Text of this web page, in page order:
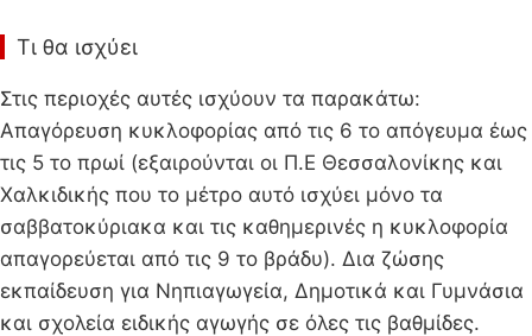
Τι θα ισχύει
Στις περιοχές αυτές ισχύουν τα παρακάτω:
Aπαγόρευση κυκλοφορίας από τις 6 το απόγευμα έως
τις 5 το πρωί (εξαιρούνται οι Π.Ε Θεσσαλονίκης και
Χαλκιδικής που το μέτρο αυτό ισχύει μόνο τα
σαββατοκύριακα και τις καθημερινές η κυκλοφορία
απαγορεύεται από τις 9 το βράδυ). Δια ζώσης
εκπαίδευση για Νηπιαγωγεία, Δημοτικά και Γυμνάσια
και σχολεία ειδικής αγωγής σε όλες τις βαθμίδες.